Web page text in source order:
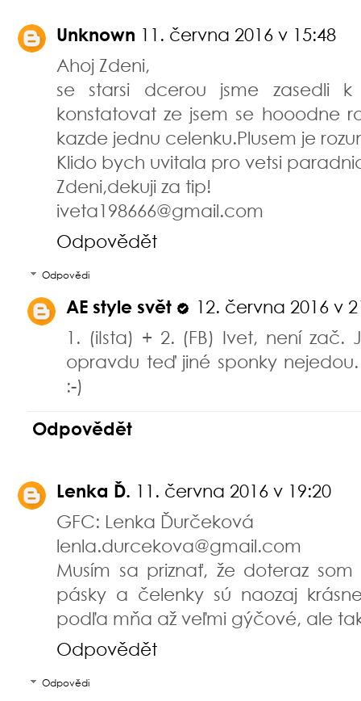
Unknown 11. června 2016 v 15:48
Ahoj Zdeni,
se starsi dcerou jsme zasedli
konstatovat ze jsem se hooodne
kazde jednu celenku.Plusem je
Klido bych uvitala pro vetsi
Zdeni,dekuji za tip!
iveta198666@gmail.com
Odpovědět
Odpovědi
AE style svět
12. června 2016 v
1. (iIsta) + 2. (FB) Ivet, není
opravdu teď jiné sponky
:-)
Odpovědět
Lenka Ď. 11. června 2016 v 19:20
GFC: Lenka Ďurčeková
lenla.durcekova@gmail.com
Musím sa priznať, že doteraz
pásky a čelenky sú naozaj
podľa mňa až veľmi gýčové, ale
Odpovědět
Odpovědi